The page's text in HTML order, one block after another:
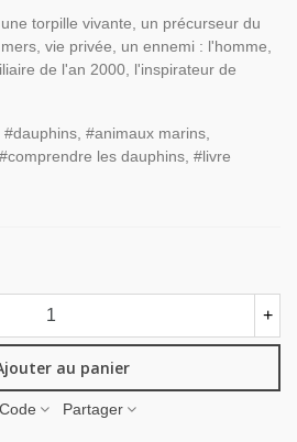
torpille vivante, un précurseur du
vie privée, un ennemi : l'homme,
de l'an 2000, l'inspirateur de
#dauphins, #animaux marins,
les dauphins, #livre
+
au panier
Partager